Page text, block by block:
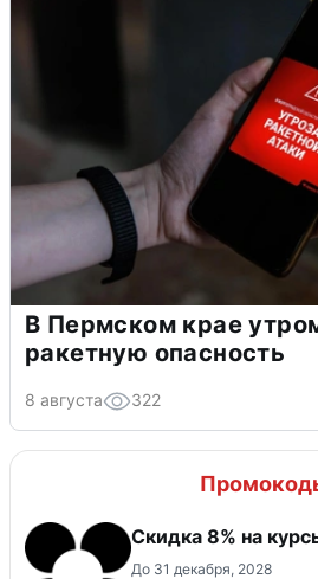
В Пермском крае
ракетную опасность
8 августа 322
Скидка 8% на
До 31 декабря, 2028